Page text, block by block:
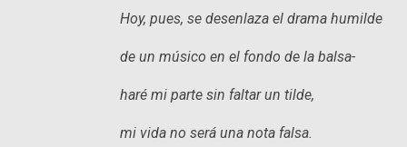
Hoy, pues, se desenlaza el drama humilde
de un músico en el fondo de la balsa-
haré mi parte sin faltar un tilde,
mi vida no será una nota falsa.